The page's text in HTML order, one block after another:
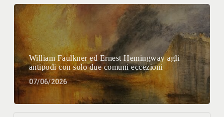
William Faulkner ed Ernest Hemingway agli
antipodi con solo due comuni eccezioni
07/06/2026